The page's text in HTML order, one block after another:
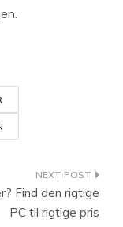
Find den rigtige
PC til rigtige pris